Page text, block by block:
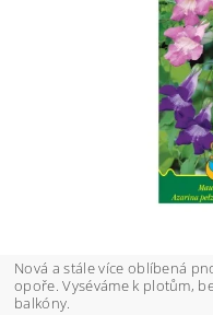
Nová a stále více oblíbená
opoře. Vyséváme k plotům,
balkóny.